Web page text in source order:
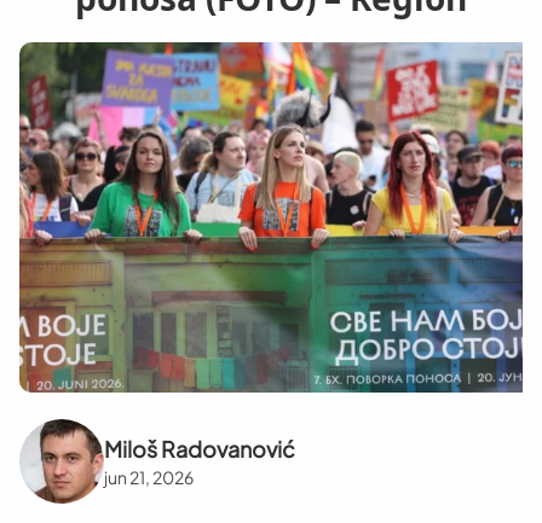
Miloš Radovanović
jun 21, 2026